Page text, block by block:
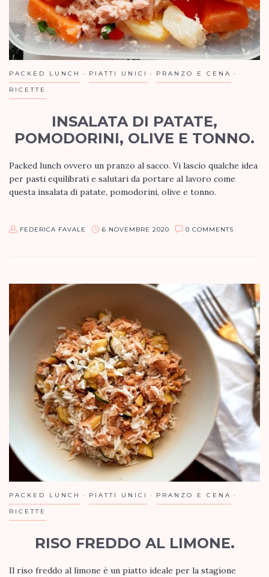
PACKED LUNCH PIATTI UNICI PRANZO E CENA
RICETTE
INSALATA DI PATATE,
POMODORINI, OLIVE E TONNO.
Packed lunch ovvero un pranzo al sacco. Vi lascio qualche idea
per pasti equilibrati e salutari da portare al lavoro come
questa insalata di patate, pomodorini, olive e tonno.
FEDERICA FAVALE 6 NOVEMBRE 2020 0 COMMENTS
PACKED LUNCH PIATTI UNICI PRANZO E CENA
RICETTE
RISO FREDDO AL LIMONE.
Il riso freddo al limone è un piatto ideale per la stagione